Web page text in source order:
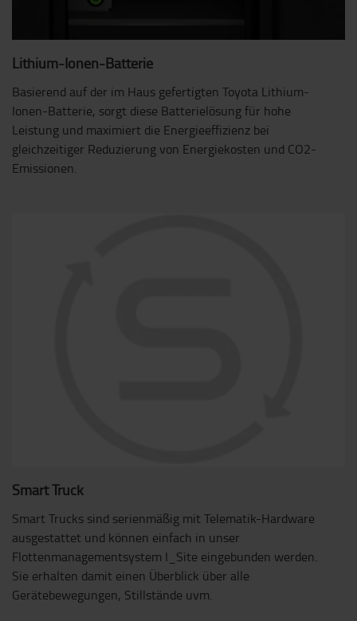
Lithium-Ionen-Batterie
Basierend auf der im Haus gefertigten Toyota Lithium-
Ionen-Batterie, sorgt diese Batterielösung für hohe
Leistung und maximiert die Energieeffizienz bei
gleichzeitiger Reduzierung von Energiekosten und CO2-
Emissionen.
Smart Truck
Smart Trucks sind serienmäßig mit Telematik-Hardware
ausgestattet und können einfach in unser
Flottenmanagementsystem I_Site eingebunden werden.
Sie erhalten damit einen Überblick über alle
Gerätebewegungen, Stillstände uvm.